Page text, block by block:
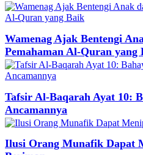
Wamenag Ajak Bentengi
Pemahaman Al-Quran yang
Tafsir Al-Baqarah Ayat 10:
Ancamannya
Ilusi Orang Munafik Dapat